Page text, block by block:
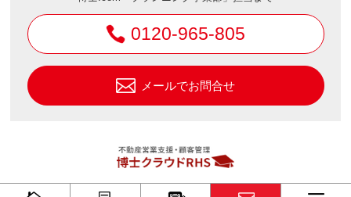
0120-965-805
メールでお問合せ